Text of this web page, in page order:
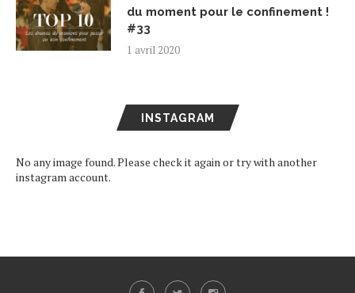
du moment pour le confinement !
#33
1 avril 2020
INSTAGRAM
No any image found. Please check it again or try with another
instagram account.